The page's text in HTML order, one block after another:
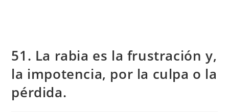
51. La rabia es la frustración y,
la impotencia, por la culpa o la
pérdida.